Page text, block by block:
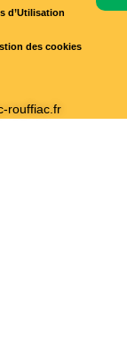
d’Utilisation
des cookies
rouffiac.fr